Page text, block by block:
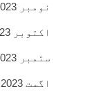
نومبر 2023
اکتوبر 2023
ستمبر 2023
اگست 2023